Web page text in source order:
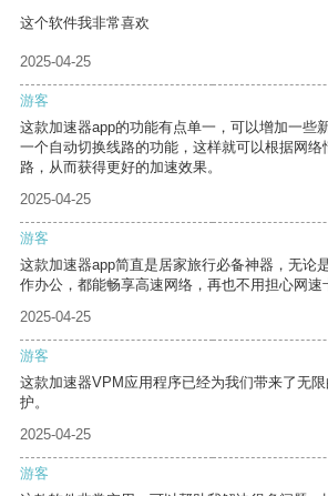
这个软件我非常喜欢
2025-04-25
游客
这款加速器app的功能有点单一，可以增加一些
一个自动切换线路的功能，这样就可以根据网
路，从而获得更好的加速效果。
2025-04-25
游客
这款加速器app简直是居家旅行必备神器，无论
作办公，都能畅享高速网络，再也不用担心网速
2025-04-25
游客
这款加速器VPM应用程序已经为我们带来了无
护。
2025-04-25
游客